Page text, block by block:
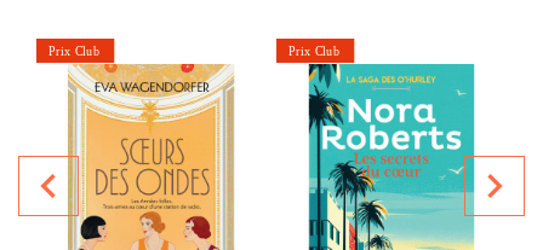
navigate_before navigate_next